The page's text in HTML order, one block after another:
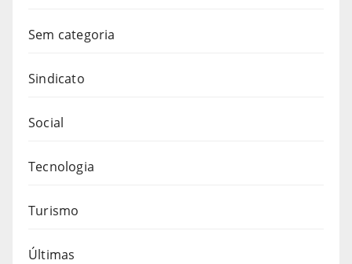
Sem categoria
Sindicato
Social
Tecnologia
Turismo
Últimas